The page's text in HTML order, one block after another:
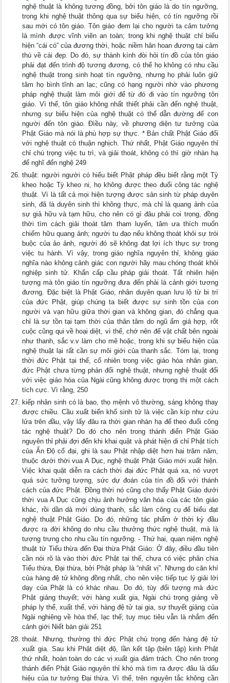
nghệ thuật là không tương đồng, bởi tôn giáo là do tín ngưỡng,
trong khi nghệ thuật thông qua sự biểu hiện, có tín ngưỡng rồi
sau mới có tôn giáo. Tôn giáo đem lại cho người ta cảm tưởng
là mình được vĩnh viẽn an toàn; trong khi nghệ thuật chỉ biểu
hiện “cái có” của đương thời, hoặc niềm hân hoan đương tại cảm
thú về cái đẹp. Do đó, sự thành kính đòi hỏi tín đồ của tôn giáo
phải đạt đến trình độ tương đương, có thể họ không có nhu cầu
nghệ thuật trong sinh hoạt tín ngưỡng, nhưng họ phải luôn giữ
tâm họ bình tĩnh an lạc; cũng có hạng người nhờ vào phương
pháp nghệ thuật làm môi giới để từ đó đi vào tín ngưỡng tôn
giáo. Vì thế, tôn giáo không nhất thiết phải cần đến nghệ thuật,
nhưng sự biểu hiện của nghệ thuật có thể dẫn đường để con
người đến tôn giáo. Ðìều này, về phương diện tư tưởng của
Phật Giáo mà nói là phù hợp sự thực. * Bản chất Phật Giáo đối
với nghệ thuật có thuận nghịch. Thứ nhất, Phật Giáo nguyên thỉ
chỉ chú trọng việc tu trì, và giải thoát, không có thì giờ nhàn hạ
để nghĩ đến nghệ 249
thuật: người người có hiểu biết Phật pháp đều biết rằng một Tỳ
kheo hoặc Tỳ kheo ni, họ không được theo đuổi công tác nghệ
thuật. Vì là tất cả mọi hiện tượng được sản sinh từ pháp duyên
sinh, đã là duyên sinh thì không thực, mà chỉ là quang ảnh của
sự giả hữu và tạm hữu, cho nên có gì đâu phải coi trọng, đồng
thời tìm cách giải thoát tâm tham luyến, tâm ưa thích muốn
chiếm hữu quang ảnh; người tu đạo nếu không thoát khỏi sự trói
buộc của ảo ảnh, người đó sẽ không đạt lợi ích thực sự trong
việc tu hành. Vì vậy, trong giáo nghĩa nguyên thỉ, không giáo
nghĩa nào không cảnh giác con người hãy mau chóng thoát khỏi
nghiệp sinh tử. Khẩn cấp cầu pháp giải thoát. Tất nhiên hiện
tượng mà tôn giáo tín ngưỡng đưa đến phải là cảnh giới tương
đương. Ðặc biệt là Phật Giáo, nhân duyên quan lưu lộ từ bi trí
của đức Phật, giúp chúng ta biết được sự sinh tồn của con
người và vạn hữu giữa thời gian và không gian, đó chẳng qua
chỉ là sự tồn tại tạm thời của thân tâm do ngũ ấm giả hợp, rốt
cuộc cũng qui về hoại diệt, vì thế, chớ nên để vật chất bên ngoài
như thanh, sắc v.v làm cho mê hoặc, trong khi sự biểu hiện của
nghệ thuật lại rất cần sự môi giới của thanh sắc. Tóm lại, trong
thời đức Phật tại thế, cố nhiên trong việc giáo hóa nhân gian,
đức Phật chưa từng phản đối nghệ thuật, nhưng nghệ thuật đối
với việc giáo hóa của Ngài cũng không được trọng thị một cách
tích cực. Vì rằng, 250
kiếp nhân sinh có là bao, thọ mệnh vô thường, sáng không thay
được chiều. Cầu xuất biển khổ sinh tử là việc cần kíp như cứu
lửa trên đầu, vậy lấy đâu ra thời gian nhàn hạ để theo đuổi công
tác nghệ thuật? Do đó cho nên trong thánh điển Phật Giáo
nguyên thỉ phải đợi đến khi khai quật và phát hiện di chỉ Phật tích
của Ấn Ðộ cổ đại, ghi là sau Phật nhập diệt hơn hai trăm năm,
thuộc dưới thời vua A Dục, nghệ thuật Phật Giáo mới xuất hiện.
Việc khai quật diễn ra cách thời đại đức Phật quá xa, nó vượt
quá sức tưởng tượng, sức dự đoán của tín đồ đối với thánh
cách của đức Phật. Ðồng thời nó cũng cho thấy Phật Giáo dưới
thời vua A Dục cũng chịu ảnh hưởng văn hóa của các tôn giáo
khác, rồi dần dà mới dùng thanh, sắc làm công cụ để biểu đạt
nghệ thuật Phật Giáo. Do đó, những tác phẩm ở thời kỳ đầu
được ra đời không do nhu cầu thưởng thức nghệ thuật, mà là
tượng trưng cho nhu cầu tín ngưỡng. - Thứ hai, quan niệm nghệ
thuật từ Tiểu thừa đến Ðại thừa Phật Giáo: Ở đây, điều đầu tiên
cần nói rõ là vào thời đức Phật tại thế, chưa có việc phân chia
Tiểu thừa, Ðại thừa, bởi Phật pháp là “nhất vị”. Nhưng do căn khí
của hàng đệ tử không đồng nhất, cho nên việc tiếp tục lý giải lời
dạy của Phật là có khác nhau. Do đó, tùy đối tượng mà đức
Phật giảng thuyết; với hàng xuất gia, Ngài chú trọng giảng về
pháp ly thế, xuất thế, với hàng đệ tử tại gia, sự thuyết giảng của
Ngài nghiêng về hòa thế, lạc thế; tuy mục tiêu vẫn là nhắm đến
cảnh giới Niết bàn giải 251
thoát. Nhưng, thường thì đức Phật chú trọng đến hàng đệ tử
xuất gia. Sau khi Phật diệt độ, lần kết tập (biên tập) kinh Phật
thứ nhất, hoàn toàn do các vị xuất gia đảm trách. Cho nên trong
thánh điển Phật Giáo nguyên thỉ khó mà tìm ra được đâu là dấu
hiệu của tư tưởng Ðại thừa. Vì thế, trên nguyên tắc không cần